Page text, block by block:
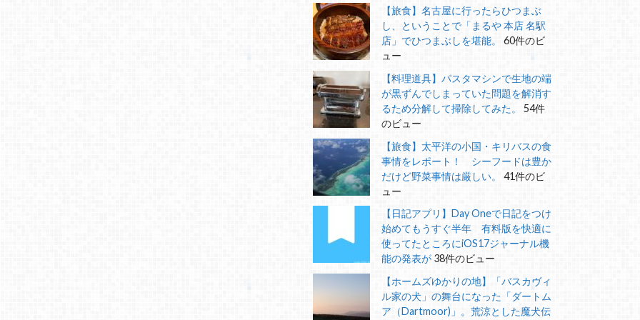
【旅食】名古屋に行ったらひつまぶ
し、ということで「まるや 本店 名駅
店」でひつまぶしを堪能。
60件のビ
ュー
【料理道具】パスタマシンで生地の端
が黒ずんでしまっていた問題を解消す
るため分解して掃除してみた。
54件
のビュー
【旅食】太平洋の小国・キリバスの食
事情をレポート！ シーフードは豊か
だけど野菜事情は厳しい。
41件のビ
ュー
【日記アプリ】Day Oneで日記をつけ
始めてもうすぐ半年 有料版を快適に
使ってたところにiOS17ジャーナル機
能の発表が 38件のビュー
【ホームズゆかりの地】「バスカヴィ
ル家の犬」の舞台になった「ダートム
ア（Dartmoor)」。荒涼とした魔犬伝